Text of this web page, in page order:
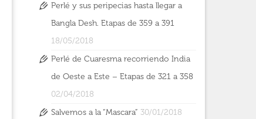
Perlé y sus peripecias hasta llegar a
Bangla Desh. Etapas de 359 a 391
18/05/2018
Perlé de Cuaresma recorriendo India
de Oeste a Este – Etapas de 321 a 358
02/04/2018
Salvemos a la “Mascara” 30/01/2018